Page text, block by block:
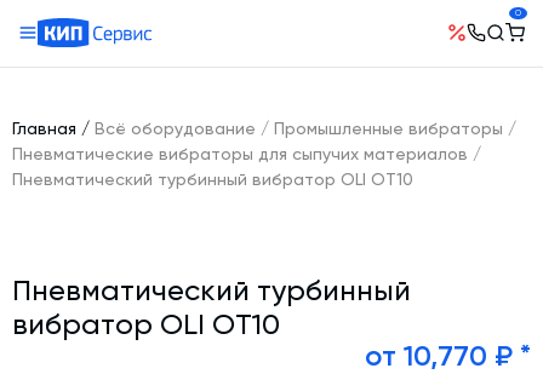
0
Бетонные заводы (БСУ, РБУ)
Бетоносмесители
Гибкие шнеки для сыпучих материалов
Конвейерное оборудование
География поставок
Руководство
Сотрудничество
История компании
Ответы на вопросы
Условия труда
Контакты
Главная / Всё оборудование / Промышленные вибраторы /
Пневматические вибраторы для сыпучих материалов /
Пневматический турбинный вибратор OLI OТ10
Пневматический турбинный
вибратор OLI OТ10
от 10,770 ₽ *